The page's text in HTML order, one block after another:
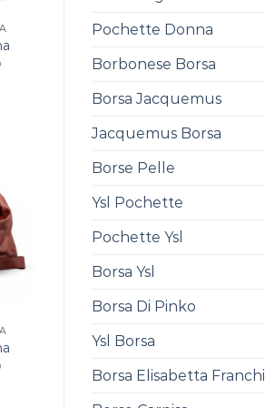
Pochette Donna
Borbonese Borsa
Borsa Jacquemus
Jacquemus Borsa
Borse Pelle
Ysl Pochette
Pochette Ysl
Borsa Ysl
Borsa Di Pinko
Ysl Borsa
Borsa Elisabetta Franchi